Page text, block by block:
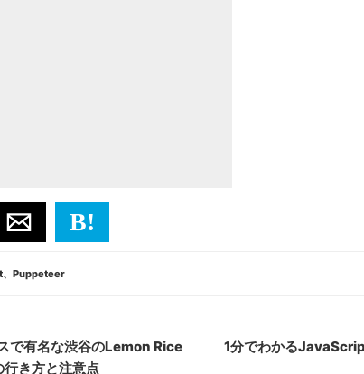
B!
、 Puppeteer
で有名な渋谷のLemon Rice
き方と注意点
1分でわかる